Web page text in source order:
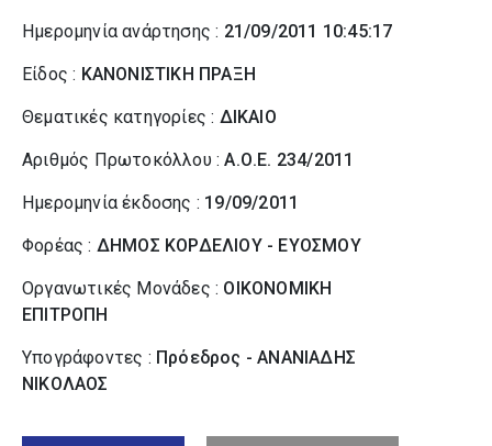
Ημερομηνία ανάρτησης : 21/09/2011 10:45:17
Είδος : ΚΑΝΟΝΙΣΤΙΚΗ ΠΡΑΞΗ
Θεματικές κατηγορίες : ΔΙΚΑΙΟ
Αριθμός Πρωτοκόλλου :Α.Ο.Ε. 234/2011
Ημερομηνία έκδοσης : 19/09/2011
Φορέας : ΔΗΜΟΣ ΚΟΡΔΕΛΙΟΥ - ΕΥΟΣΜΟΥ
Οργανωτικές Μονάδες : ΟΙΚΟΝΟΜΙΚΗ
ΕΠΙΤΡΟΠΗ
Υπογράφοντες : Πρόεδρος - ΑΝΑΝΙΑΔΗΣ
ΝΙΚΟΛΑΟΣ